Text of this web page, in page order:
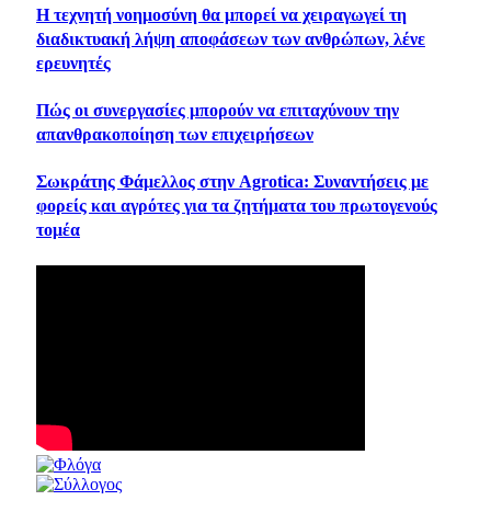
Η τεχνητή νοημοσύνη θα μπορεί να χειραγωγεί τη
διαδικτυακή λήψη αποφάσεων των ανθρώπων, λένε
ερευνητές
Πώς οι συνεργασίες μπορούν να επιταχύνουν την
απανθρακοποίηση των επιχειρήσεων
Σωκράτης Φάμελλος στην Agrotica: Συναντήσεις με
φορείς και αγρότες για τα ζητήματα του πρωτογενούς
τομέα